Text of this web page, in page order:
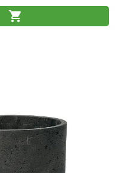
shopping_cart